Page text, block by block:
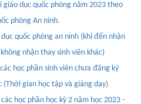
dục quốc phòng năm 2023 theo
phòng An ninh.
quốc phòng an ninh (khi đến nhận
nhận thay sinh viên khác)
học phần sinh viên chưa đăng ký
gian học tập và giảng dạy)
học phần học kỳ 2 năm học 2023 -